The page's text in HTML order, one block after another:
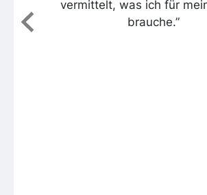
vermittelt, was ich für
brauche.”